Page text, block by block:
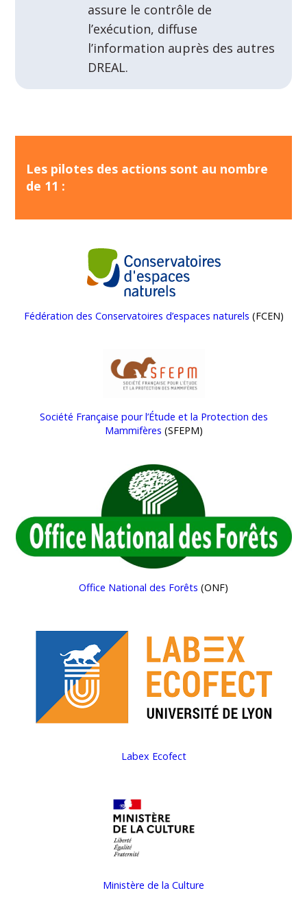
assure le contrôle de
l’exécution, diffuse
l’information auprès des autres
DREAL.
Les pilotes des actions sont au nombre
de 11 :
Fédération des Conservatoires d’espaces naturels (FCEN)
Société Française pour l’Étude et la Protection des
Mammifères (SFEPM)
Office National des Forêts (ONF)
Labex Ecofect
Ministère de la Culture